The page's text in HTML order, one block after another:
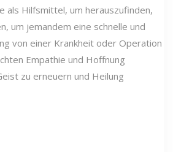
als Hilfsmittel, um herauszufinden,
um jemandem eine schnelle und
von einer Krankheit oder Operation
Empathie und Hoffnung
zu erneuern und Heilung